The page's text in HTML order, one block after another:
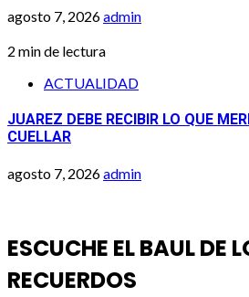
agosto 7, 2026admin
2 min de lectura
ACTUALIDAD
JUAREZ DEBE RECIBIR LO QUE
CUELLAR
agosto 7, 2026admin
ESCUCHE EL BAUL DE
RECUERDOS